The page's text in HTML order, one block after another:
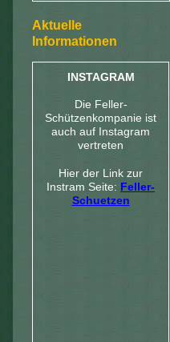
Aktuelle
Informationen
INSTAGRAM
Die Feller-
Schützenkompanie ist
auch auf Instagram
vertreten
Hier der Link zur
Instram Seite: Feller-
Schuetzen